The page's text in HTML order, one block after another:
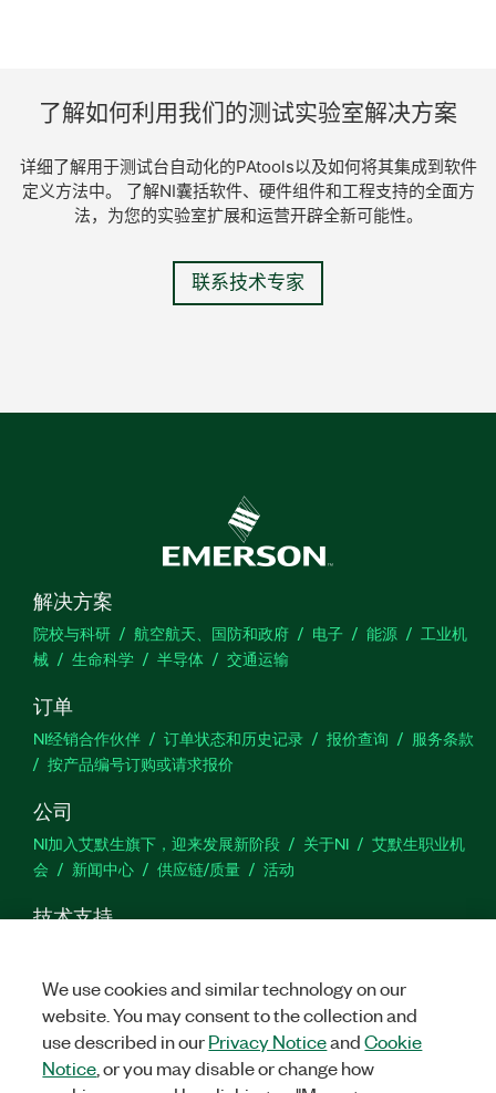
了解如何利用 我们的测试实验室解决方案
详细了解用于测试台自动化的PAtools以及如何将其集成到软件
定义方法中。 了解NI囊括软件、硬件组件和工程支持的全面方
法，为您的实验室扩展和运营开辟全新可能性。
联系技术专家
解决方案
院校与科研 航空航天、国防和政府 电子 能源
工业机
械
生命科学 半导体 交通运输
订单
NI经销合作伙伴 订单状态和历史记录 报价查询
服务条款
按产品编号订购或请求报价
公司
NI加入艾默生旗下，迎来发展新阶段 关于NI
艾默生职业机
会
新闻中心 供应链/质量 活动
技术支持
We use cookies and similar technology on our
website. You may consent to the collection and
use described in ourPrivacy NoticeandCookie
Notice , or you may disable or change how